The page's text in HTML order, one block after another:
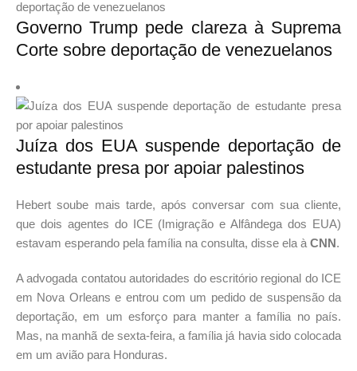
Governo Trump pede clareza à Suprema
Corte sobre deportação de venezuelanos
Juíza dos EUA suspende deportação de
estudante presa por apoiar palestinos
Hebert soube mais tarde, após conversar com sua cliente,
que dois agentes do ICE (Imigração e Alfândega dos EUA)
estavam esperando pela família na consulta, disse ela àCNN .
A advogada contatou autoridades do escritório regional do ICE
em Nova Orleans e entrou com um pedido de suspensão da
deportação, em um esforço para manter a família no país.
Mas, na manhã de sexta-feira, a família já havia sido colocada
em um avião para Honduras.